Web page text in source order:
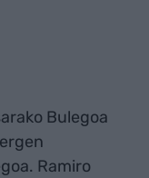
Bulegoa
Ramiro